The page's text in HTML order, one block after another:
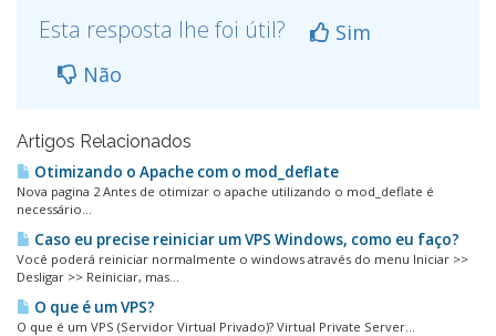
Esta resposta lhe foi útil?
Sim
Não
Artigos Relacionados
Otimizando o Apache com o mod_deflate
Nova pagina 2 Antes de otimizar o apache utilizando o mod_deflate é
necessário...
Caso eu precise reiniciar um VPS Windows, como eu faço?
Você poderá reiniciar normalmente o windows através do menu Iniciar >>
Desligar >> Reiniciar, mas...
O que é um VPS?
O que é um VPS (Servidor Virtual Privado)? Virtual Private Server...